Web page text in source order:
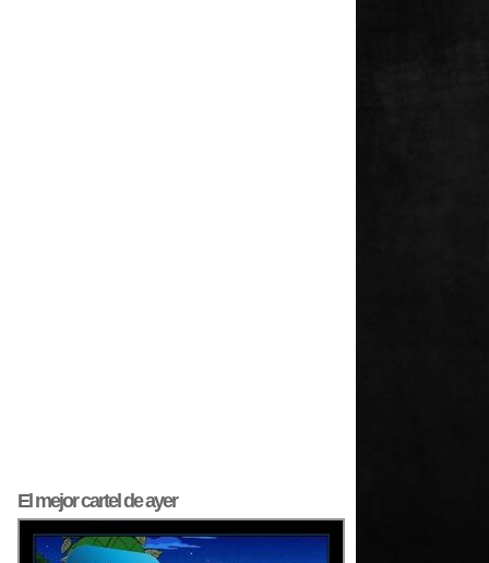
El mejorcartel de ayer